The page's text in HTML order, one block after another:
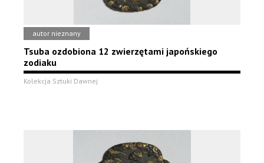
autor nieznany
Tsuba ozdobiona 12 zwierzętami japońskiego
zodiaku
Kolekcja Sztuki Dawnej